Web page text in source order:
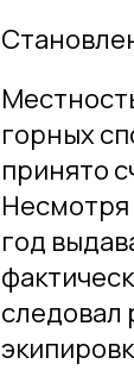
горных
принято
Несмотря
год
следовал